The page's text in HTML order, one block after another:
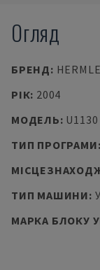
Огляд
БРЕНД: HERMLE
РІК: 2004
МОДЕЛЬ: U1130
ТИП ПРОГРАМИ:
ТИП МАШИНИ:
МАРКА БЛОКУ